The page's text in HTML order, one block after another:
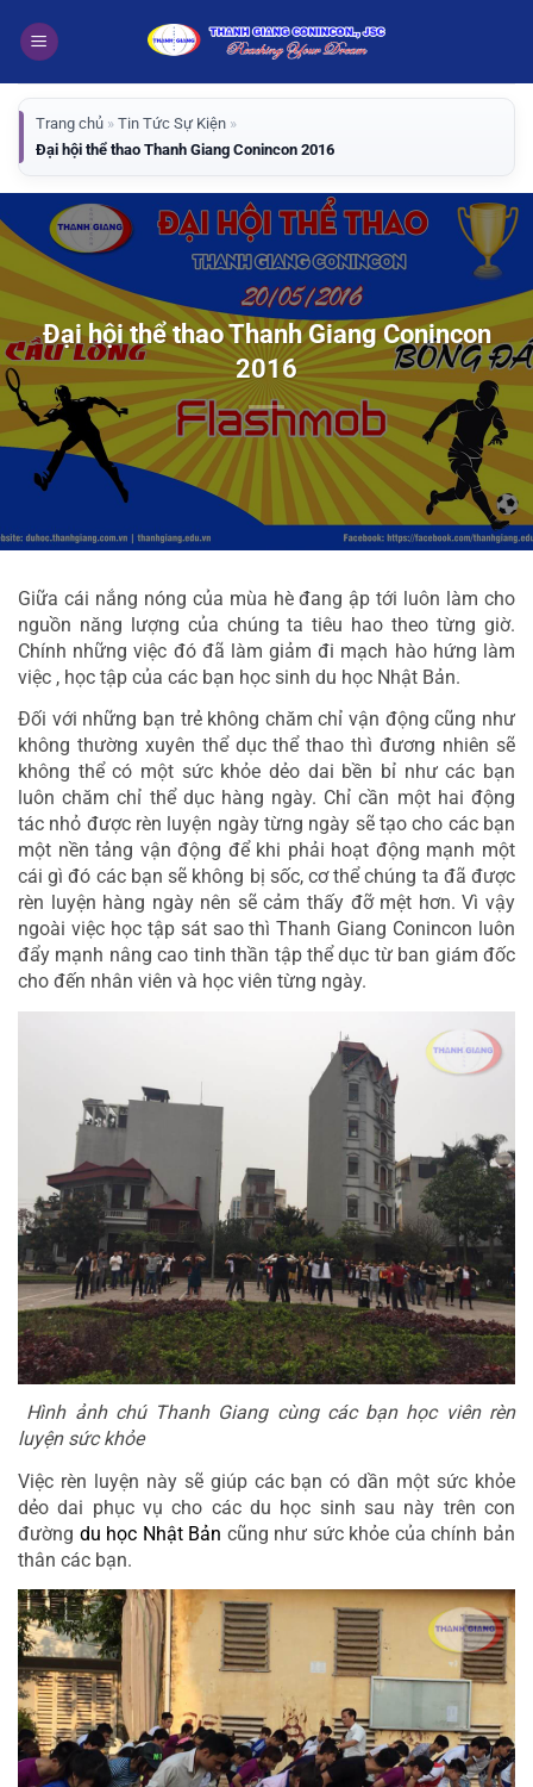
qua
dung
Trang chủ » Tin Tức Sự Kiện »
Đại hội thể thao Thanh Giang Conincon 2016
Đại hội thể thao Thanh Giang Conincon
2016
Giữa cái nắng nóng của mùa hè đang ập tới luôn làm cho
Chính những việc đó đã làm giảm đi mạch hào hứng làm
việc , học tập của các bạn học sinh du học Nhật Bản.
Đối với những bạn trẻ không chăm chỉ vận động cũng như
không thường xuyên thể dục thể thao thì đương nhiên sẽ
không thể có một sức khỏe dẻo dai bền bỉ như các bạn
luôn chăm chỉ thể dục hàng ngày. Chỉ cần một hai động
tác nhỏ được rèn luyện ngày từng ngày sẽ tạo cho các bạn
một nền tảng vận động để khi phải hoạt động mạnh một
cái gì đó các bạn sẽ không bị sốc, cơ thể chúng ta đã được
rèn luyện hàng ngày nên sẽ cảm thấy đỡ mệt hơn. Vì vậy
ngoài việc học tập sát sao thì Thanh Giang Conincon luôn
đẩy mạnh nâng cao tinh thần tập thể dục từ ban giám đốc
cho đến nhân viên và học viên từng ngày.
luyện sức khỏe
Việc rèn luyện này sẽ giúp các bạn có dần một sức khỏe
dẻo dai phục vụ cho các du học sinh sau này trên con
đường du học Nhật Bản cũng như sức khỏe của chính bản
thân các bạn.